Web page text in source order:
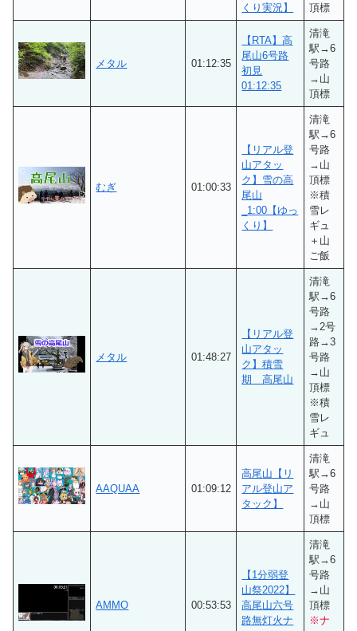
くり実況】
頂標
メタル 01:12:35
【RTA】高
尾山6号路
初見
01:12:35
清滝
駅→6
号路
→山
頂標
むぎ 01:00:33
【リアル登
山アタッ
ク】雪の高
尾山
_1:00【ゆっ
くり】
清滝
駅→6
号路
→山
頂標
※積
雪レ
ギュ
＋山
ご飯
メタル 01:48:27
【リアル登
山アタッ
ク】積雪
期 高尾山
清滝
駅→6
号路
→2号
路→3
号路
→山
頂標
※積
雪レ
ギュ
AAQUAA 01:09:12
高尾山【リ
アル登山ア
タック】
清滝
駅→6
号路
→山
頂標
AMMO 00:53:53
【1分弱登
山祭2022】
高尾山六号
路無灯火ナ
清滝
駅→6
号路
→山
頂標
※ナ